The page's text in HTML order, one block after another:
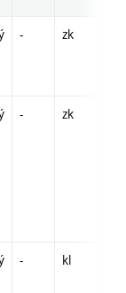
- zk
- zk
- kl